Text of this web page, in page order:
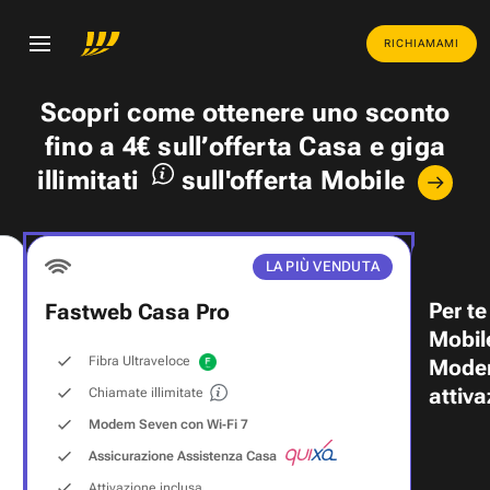
RICHIAMAMI
Scopri come ottenere uno sconto
fino a 4€ sull’offerta Casa egiga
illimitati
sull'offerta Mobile
LA PIÙ VENDUTA
Fastweb Casa Pro
Fibra Ultraveloce
Chiamate illimitate
Modem Seven con Wi‑Fi 7
Assicurazione Assistenza Casa
Per